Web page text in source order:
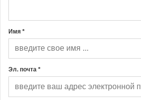
Имя *
Эл. почта *